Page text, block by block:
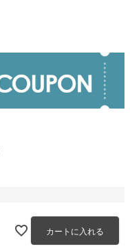
カートに入れる